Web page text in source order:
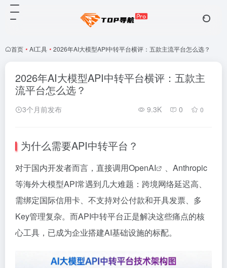
首页 • AI工具 • 2026年AI大模型API中转平台横评：五款主流平台怎么选？
2026年AI大模型API中转平台横评：五款主
流平台怎么选？
3个月前发布 9.3K 0 0
为什么需要API中转平台？
对于国内开发者而言，直接调用OpenAI
、Anthropic
等海外大模型API常遇到几大难题：跨境网络延迟高、
需绑定国际信用卡、不支持对公付款和开具发票、多
Key管理复杂。而API中转平台正是解决这些痛点的核
心工具，已成为企业搭建AI基础设施的标配。